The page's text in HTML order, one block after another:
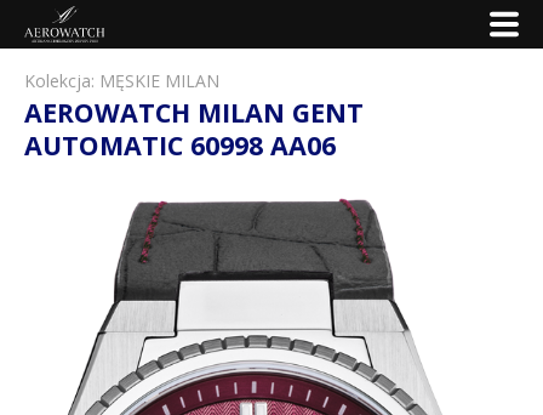
Kolekcja: MĘSKIE MILAN
AEROWATCH MILAN GENT
AUTOMATIC 60998 AA06